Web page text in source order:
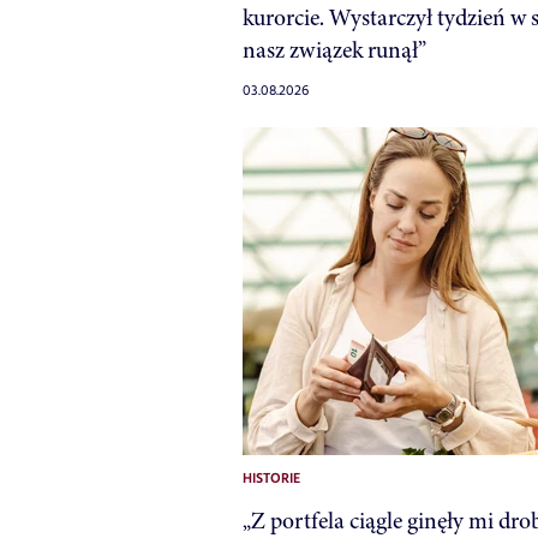
kurorcie. Wystarczył tydzień w
nasz związek runął”
03.08.2026
HISTORIE
„Z portfela ciągle ginęły mi